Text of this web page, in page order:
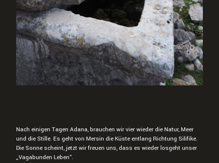
Nach einigen Tagen Adana, brauchen wir vier wieder die Natur, Meer
und die Stille. Es geht von Mersin die Küste entlang Richtung Silifike.
Die Sonne scheint, jetzt wir freuen uns, dass es wieder losgeht unser
„Vagabunden Leben“.